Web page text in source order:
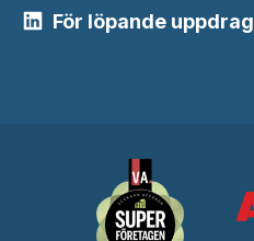
För löpande uppdrag